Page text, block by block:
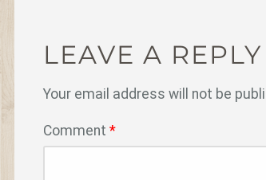
LEAVE A REPLY
Your email address will not be
Comment *